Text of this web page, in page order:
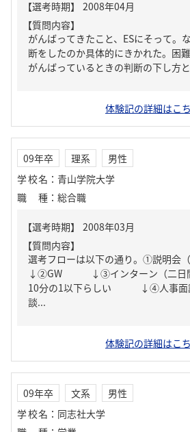
【質問内容】
がんばってきたこと、ESにそって。
断をしたのか具体的にきかれた。困
がんばっているときの判断の下し方
体験記の詳細はこ
09年卒 理系
男性
学校名 ： 青山学院大学
職種 ： 総合職
【質問内容】
選考フローは以下の通り。①説明
↓②GW ↓③インターン（二日
10分の1以下らしい ↓④人
談...
体験記の詳細はこ
09年卒 文系
男性
学校名 ： 同志社大学